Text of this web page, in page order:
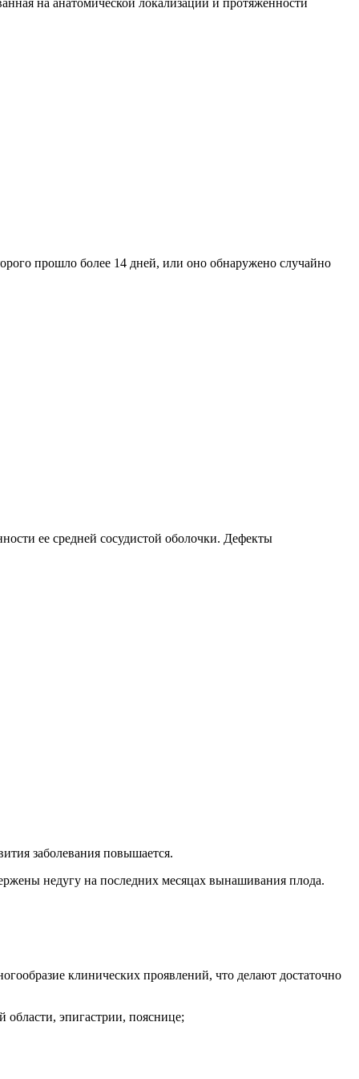
прошло более 14 дней, или оно обнаружено случайно
ее средней сосудистой оболочки. Дефекты
заболевания повышается.
недугу на последних месяцах вынашивания плода.
клинических проявлений, что делают достаточно
области, эпигастрии, пояснице;